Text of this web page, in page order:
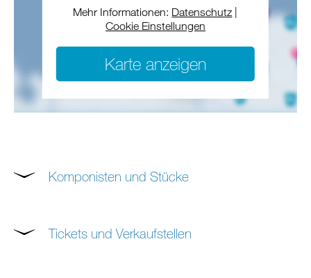
Mehr Informationen: Datenschutz
Cookie Einstellungen
Karte anzeigen
Komponisten und Stücke
Tickets und Verkaufstellen